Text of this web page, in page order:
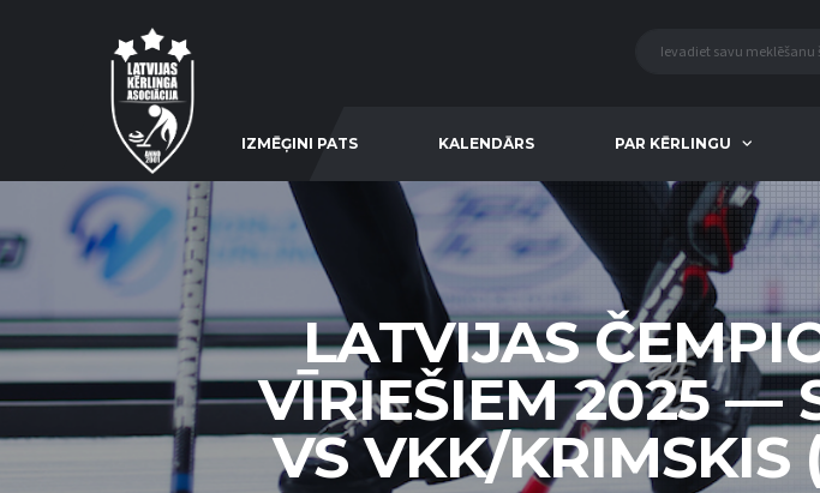
IZMĒĢINI PATS KALENDĀRS PAR KĒRLINGU
LATVIJAS
VĪRIEŠIEM 2025 —
VS VKK/